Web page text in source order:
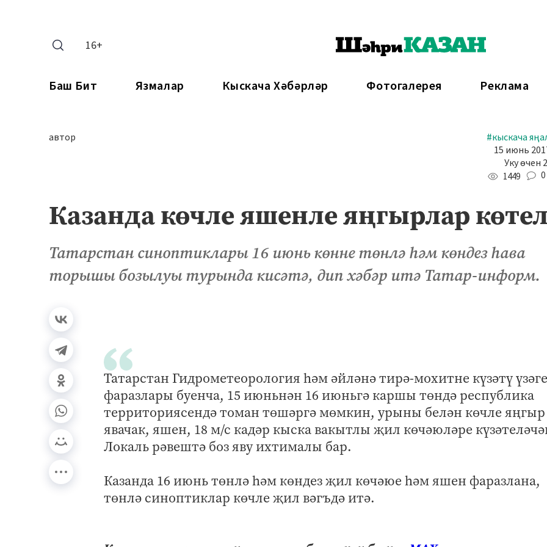
16+
Баш Бит Язмалар Кыскача Хәбәрләр Фотогалерея Реклама
автор
#кыскача
15 июнь
Уку өчен
1449 0
Казанда көчле яшенле яңгырлар
Татарстан синоптиклары 16 июнь көнне төнлә һәм көндез һава
торышы бозылуы турында кисәтә, дип хәбәр итә Татар-информ.
Татарстан Гидрометеорология һәм әйләнә тирә-мохитне күзәтү үзәге
фаразлары буенча, 15 июньнән 16 июньгә каршы төндә республика
территориясендә томан төшәргә мөмкин, урыны белән көчле яңгыр
явачак, яшен, 18 м/с кадәр кыска вакытлы җил көчәюләре
Локаль рәвештә боз яву ихтималы бар.
Казанда 16 июнь төнлә һәм көндез җил көчәюе һәм яшен фаразлана,
төнлә синоптиклар көчле җил вәгъдә итә.